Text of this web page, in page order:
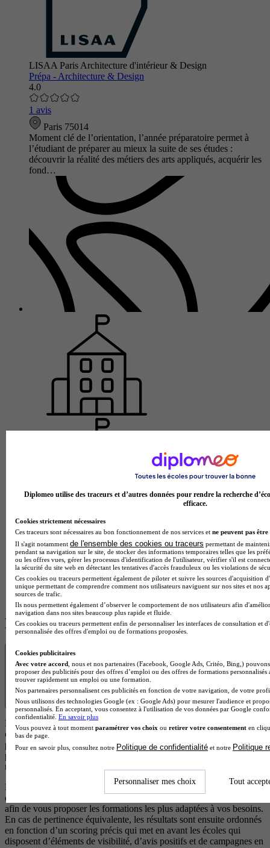
LISAA Paris Architecture d'intérieur & Design
Prépa - Architecture & Design
4.0
1 avis
Paris 75014
Moment clé de l’orientation, l’année préparatoire permet à
l’étudiant de préparer au mieux la suite de ses études :
découvrir la réalité des métiers des arts appliqués, acquérir les
fond…
Prépa MonArchi
Prépa - D'Architecture
Paris 14e 75014
La Classe préparatoire d'Architecture de Prépa MonArchi
offre une formation complète axée sur l'excellence aux
concours des grandes écoles d'architecture (ENSA). Le
programme déve…
Les écoles à la une
Transparence
Les résultats affichés sont des offres de formation ou des écoles
correspondant à votre projet. Certaines de ces formations
proviennent d’écoles partenaires qui rémunèrent notre plateforme
pour chaque demande d’information générée. Cela nous permet de
maintenir un service gratuit et accessible à tous les utilisateurs.
Les offres de formation issues d’écoles partenaires (clients) sont
d’abord classées selon leur pertinence par rapport à votre recherche,
afin de vous proposer les formations les plus adaptées à vos besoins.
En cas de pertinence équivalente, les résultats sont ensuite ordonnés
en fonction d’un scoring précis qui met en avant les écoles qui
disposent d’éléments de visibilité, d’avis positifs et de campagnes en
Diplomeo utilise des traceurs et d’autres données pour rendre la recherche
efficace.
Cookies strictement nécessaires
Ces traceurs sont nécessaires au bon fonctionnement de nos services et ne peuvent pas être
Il s'agit notamment de l'ensemble des cookies ou traceurs permettant de
pendant sa navigation sur le site, de stocker des informations temporaires telles que les
ou les offres vues, gérer les processus d'identification de l'utilisateur, vérifier s'il est
la sécurité du site web en détectant les tentatives d'accès frauduleux ou les violations de
Ces cookies ou traceurs permettent également de piloter et suivre les sources d'acquisition
unique permettant de comprendre comment nos utilisateurs naviguent sur nos sites et nos
sources de trafic.
Ils nous permettent également d’observer le comportement de nos utilisateurs afin
navigation dans nos sites beaucoup plus rapide et fluide.
Ces cookies ou traceurs permettent enfin de personnaliser les interfaces de consultation et
personnalisée des offres d'emploi ou de formations proposées.
Cookies publicitaires
Avec votre accord , nous et nos partenaires (Facebook, Google Ads, Critéo, Bing,)
proposer des publicités pour des offres d’emploi ou des offres de formations
trouver rapidement un emploi ou une formation.
Nos partenaires personnalisent ces publicités en fonction de votre navigation, de votre
Nous utilisons des technologies Google (ex : Google Ads) pour mesurer l'audience et
personnalisés. En acceptant, vous consentez à l'utilisation de vos données par Google
confidentialité. En savoir plus
Vous pouvez à tout moment paramétrer vos choix ou retirer votre consentement en
bas de page.
Pour en savoir plus, consultez notre Politique de confidentialité et notre Politique
Personnaliser mes choix Tout